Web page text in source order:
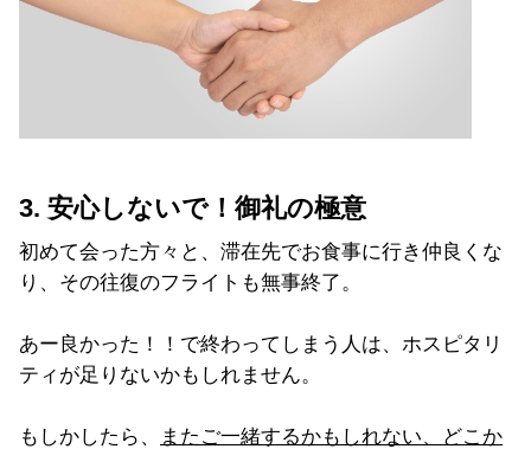
3. 安心しないで！御礼の極意
初めて会った方々と、滞在先でお食事に行き仲良くな
り、その往復のフライトも無事終了。
あー良かった！！で終わってしまう人は、ホスピタリ
ティが足りないかもしれません。
もしかしたら、
またご一緒するかもしれない、どこか